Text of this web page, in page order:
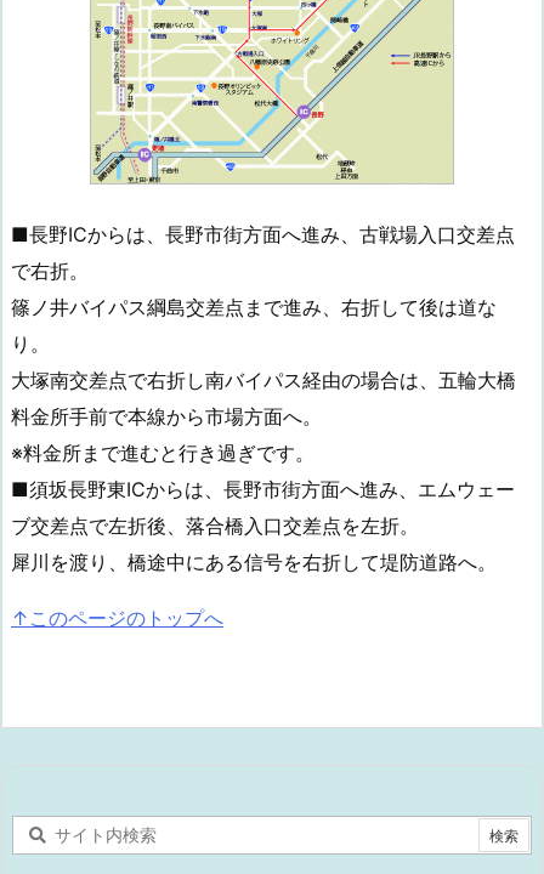
■長野ICからは、長野市街方面へ進み、古戦場入口交差点
で右折。
篠ノ井バイパス綱島交差点まで進み、右折して後は道な
り。
大塚南交差点で右折し南バイパス経由の場合は、五輪大橋
料金所手前で本線から市場方面へ。
※料金所まで進むと行き過ぎです。
■須坂長野東ICからは、長野市街方面へ進み、エムウェー
ブ交差点で左折後、落合橋入口交差点を左折。
犀川を渡り、橋途中にある信号を右折して堤防道路へ。
↑このページのトップへ